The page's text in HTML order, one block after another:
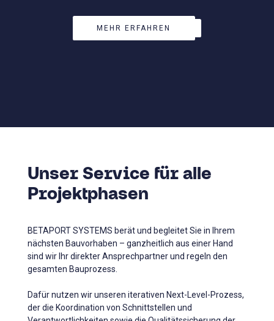
MEHR ERFAHREN
Unser Service für alle
Projektphasen
BETAPORT SYSTEMS berät und begleitet Sie in Ihrem
nächsten Bauvorhaben – ganzheitlich aus einer Hand
sind wir Ihr direkter Ansprechpartner und regeln den
gesamten Bauprozess.
Dafür nutzen wir unseren iterativen Next-Level-Prozess,
der die Koordination von Schnittstellen und